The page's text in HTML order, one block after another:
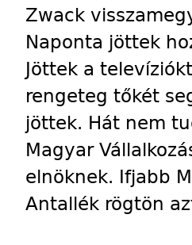
Zwack
Naponta jöttek
Jöttek a
rengeteg tőkét
jöttek. Hát nem
Magyar
elnöknek. Ifjabb
Antallék rögtön